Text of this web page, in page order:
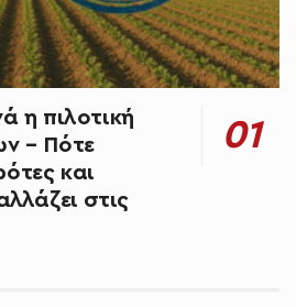
η πιλοτική
– Πότε
και
στις